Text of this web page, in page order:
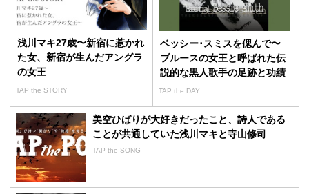
浅川マキ27歳〜新宿に惹かれ
た女、新宿が生んだアングラ
の女王
TAP the STORY
ベッシー･スミスを偲んで〜
ブルースの女王と呼ばれた伝
説的な黒人歌手の足跡と功績
TAP the DAY
美空ひばりが大好きだったこと、詩人である
ことが共通していた浅川マキと寺山修司
TAP the SONG